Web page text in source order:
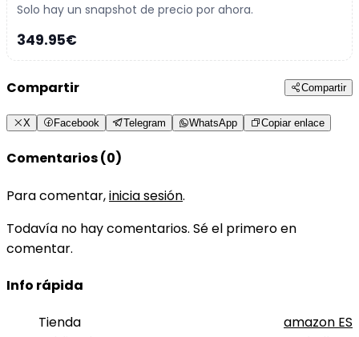
Solo hay un snapshot de precio por ahora.
349.95€
Compartir Compartir
X Facebook Telegram WhatsApp Copiar enlace
Comentarios (0)
Para comentar,inicia sesión.
Todavía no hay comentarios. Sé el primero en
comentar.
Info rápida
Tienda
amazon ES